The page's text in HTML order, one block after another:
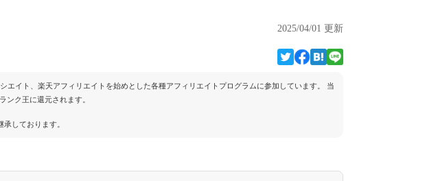
2025/04/01 更新
エイト、楽天アフィリエイトを始めとした各種アフィリエイトプログラムに参加しています。 当
ンク王に還元されます。
しております。